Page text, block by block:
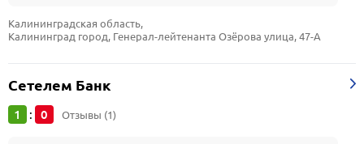
Калининградская область,
Калининград город, Генерал-лейтенанта Озёрова улица, 47-А
Сетелем Банк
1 : 0 Отзывы (1)